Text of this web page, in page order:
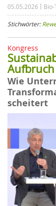
05.05.2026 Bio-
Stichwörter:
Kongress
Wie
scheitert